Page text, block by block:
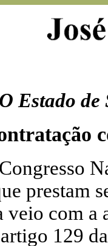
O Estado de
prestam
veio com a
129